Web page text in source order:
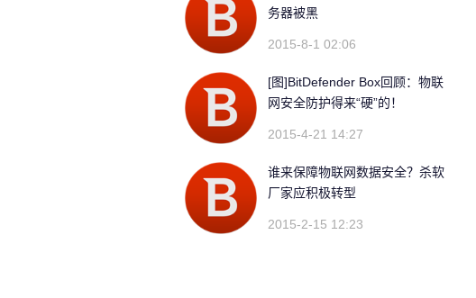
务器被黑
2015-8-1 02:06
[图]BitDefender Box回顾：物联
网安全防护得来“硬”的！
2015-4-21 14:27
谁来保障物联网数据安全？杀软
厂家应积极转型
2015-2-15 12:23